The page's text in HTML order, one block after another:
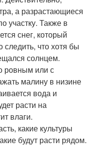
а разрастающиеся
участку. Также в
снег, который
что хотя бы
солнцем.
ровным или с
малину в низине
вода и
расти на
влаги.
какие культуры
будут расти рядом.